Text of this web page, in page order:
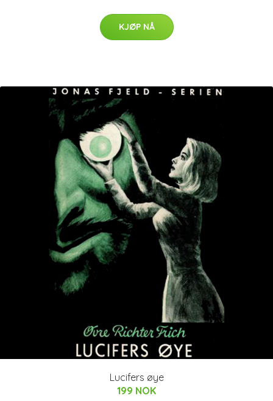
KJØP NÅ
Lucifers øye
199 NOK